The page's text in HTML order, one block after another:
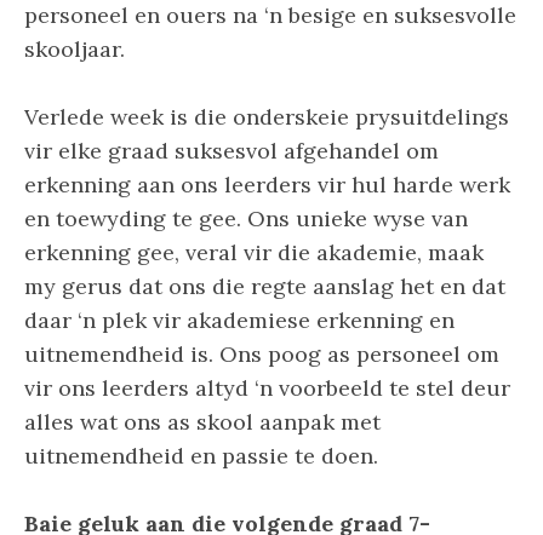
personeel en ouers na ‘n besige en suksesvolle
skooljaar.
Verlede week is die onderskeie prysuitdelings
vir elke graad suksesvol afgehandel om
erkenning aan ons leerders vir hul harde werk
en toewyding te gee. Ons unieke wyse van
erkenning gee, veral vir die akademie, maak
my gerus dat ons die regte aanslag het en dat
daar ‘n plek vir akademiese erkenning en
uitnemendheid is. Ons poog as personeel om
vir ons leerders altyd ‘n voorbeeld te stel deur
alles wat ons as skool aanpak met
uitnemendheid en passie te doen.
Baie geluk aan die volgende graad 7-